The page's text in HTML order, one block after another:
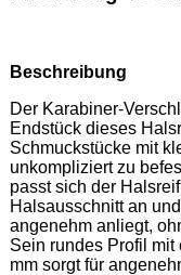
Beschreibung
Der Karabiner-
Endstück dieses
Schmuckstücke mit
unkompliziert zu
passt sich der
Halsausschnitt an
angenehm anliegt,
Sein rundes Profil
mm sorgt für